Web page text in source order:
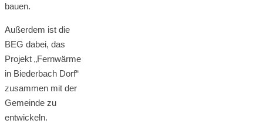
bauen.
Außerdem ist die
BEG dabei, das
Projekt „Fernwärme
in Biederbach Dorf“
zusammen mit der
Gemeinde zu
entwickeln.